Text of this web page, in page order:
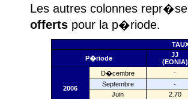
Les autres colonnes
offerts pour la p�riode.
P�riode
JJ
(EONIA)
2006
D�cembre
-
Septembre
-
Juin
2.70